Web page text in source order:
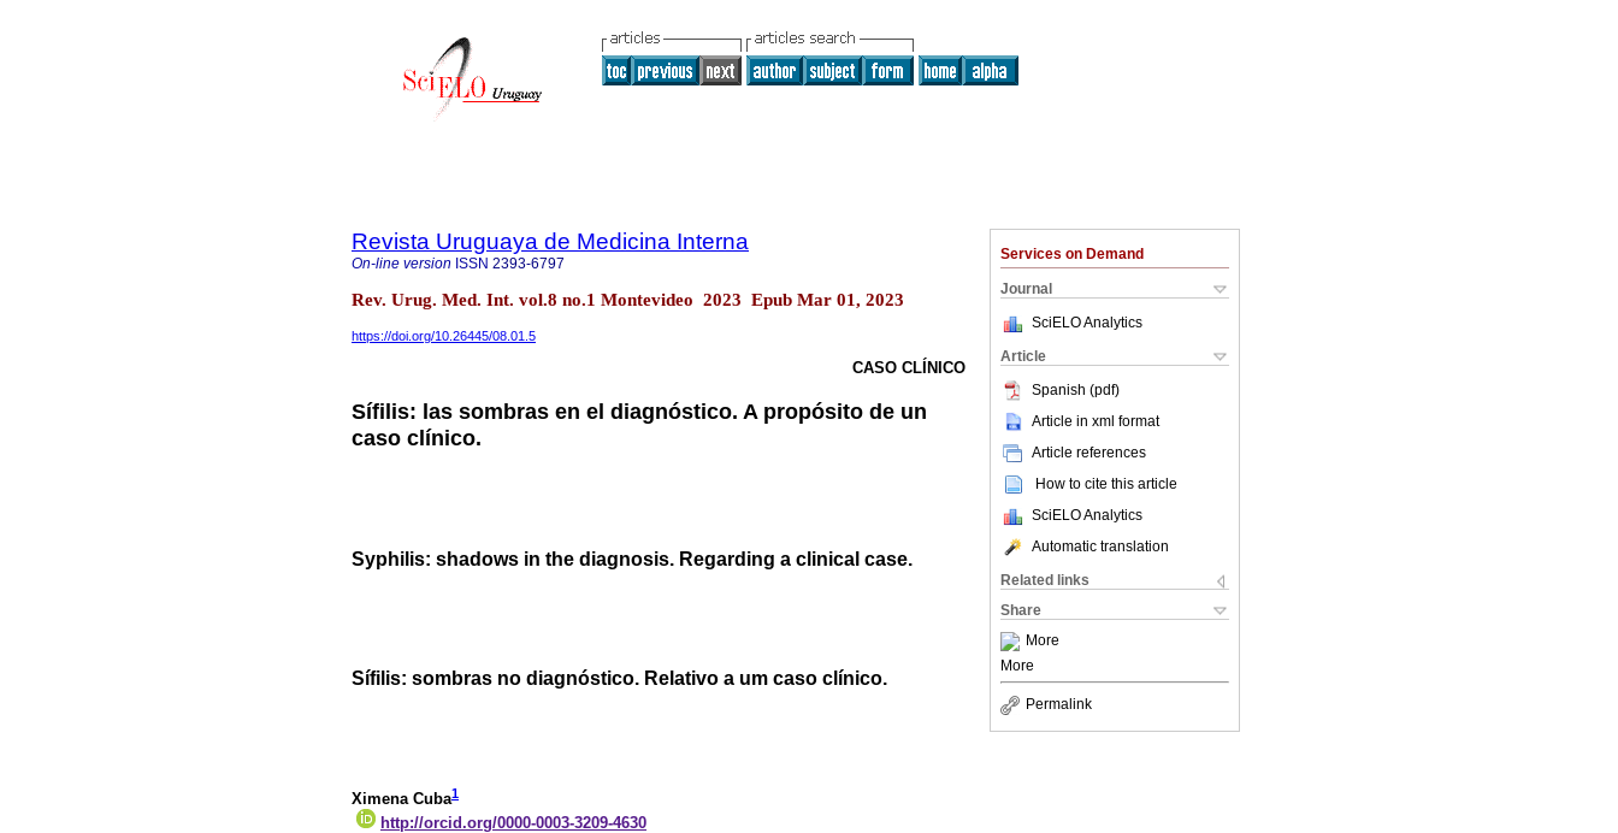
Services on Demand
Journal
SciELO Analytics
Article
Spanish (pdf)
Article in xml format
Article references
How to cite this article
SciELO Analytics
Automatic translation
Related links
Share
More
More
Permalink
Revista Uruguaya de Medicina Interna
On-line version ISSN 2393-6797
Rev. Urug. Med. Int. vol.8 no.1 Montevideo 2023 Epub Mar 01, 2023
https://doi.org/10.26445/08.01.5
CASO CLÍNICO
Sífilis: las sombras en el diagnóstico. A propósito de un
caso clínico.
Syphilis: shadows in the diagnosis. Regarding a clinical case.
Sífilis: sombras no diagnóstico. Relativo a um caso clínico.
Ximena Cuba1
http://orcid.org/0000-0003-3209-4630